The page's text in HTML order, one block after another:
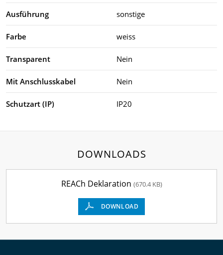
Ausführung sonstige
Farbe weiss
Transparent Nein
Mit Anschlusskabel Nein
Schutzart (IP) IP20
DOWNLOADS
REACh Deklaration (670.4 KB)
DOWNLOAD